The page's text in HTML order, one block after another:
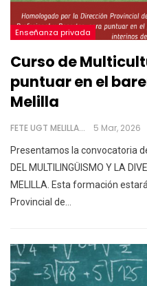
Enseñanza privada
Curso de
puntuar en el
Melilla
FETE UGT MELILLA 5 Mar, 2026
Presentamos la convocatoria
DEL MULTILINGÜISMO Y LA
MELILLA. Esta formación
Provincial de